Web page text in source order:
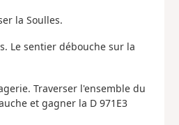
la Soulles.
Le sentier débouche sur la
Traverser l'ensemble du
et gagner la D 971E3